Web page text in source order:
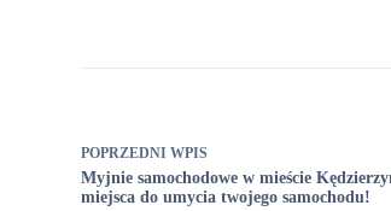
POPRZEDNIWPIS
Myjnie samochodowe w mieście
miejsca do umycia twojego samochodu!